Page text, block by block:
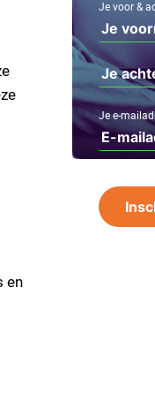
en
Je voor &
Je e-